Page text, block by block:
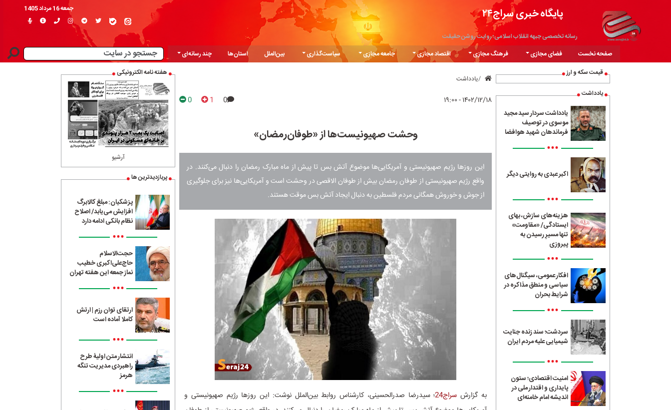
پایگاه خبری سراج۲۴
رسانه تخصصی جبهه انقلاب اسلامی؛ روایت روشن حقیقت
جمعه 16 مرداد 1405
صفحه نخست فضای مجازی فرهنگ مجازی اقتصاد مجازی جامعه مجازی سیاست‌گذاری بین‌الملل استان‌ها
چند رسانه‌ای
قیمت سکه و ارز
یادداشت
یادداشت سردار سید مجید
موسوی در توصیف
فرماندهان شهید هوافضا
•••
اکبر عبدی به روایتی دیگر
•••
هزینه‌های سازش، بهای
ایستادگی/ «مقاومت»
تنها مسیرِ رسیدن به
پیروزی
•••
افکار عمومی، سیگنال‌های
سیاسی و منطق مذاکره در
شرایط بحران
•••
سردشت؛ سند زنده جنایت
شیمیایی علیه مردم ایران
•••
امنیت اقتصادی؛ ستون
پایداری و اقتدار ملی در
اندیشه امام خامنه‌ای
یادداشت
۱۴۰۲/۱۲/۱۸ - ۱۹:۰۰ 0
1
0
وحشت صهیونیست‌ها از «طوفان‌رمضان»
این روز‌ها رژیم صهیونیستی و آمریکایی‌ها موضوع آتش بس تا پیش از ماه مبارک رمضان را دنبال می‌کنند. در
واقع رژیم صهیونیستی از طوفان رمضان بیش از طوفان الاقصی در وحشت است و آمریکایی‌ها نیز برای جلوگیری
از جوش و خوروش همگانی مردم فلسطین به دنبال ایجاد آتش بس موقت هستند.
به گزارش سراج24
؛ سیدرضا صدرالحسینی، کارشناس روابط بین‌الملل نوشت: این روز‌ها رژیم صهیونیستی و
هفته نامه الکترونیکی
آرشیو
پربازدیدترین ها
پزشکیان: مبلغ کالابرگ
افزایش می‌یابد/ اصلاح
نظام بانکی ادامه دارد
•••
حجت‌الاسلام
حاج‌علی‌اکبری خطیب
نماز جمعه این هفته تهران
•••
ارتقای توان رزم | ارتش
کاملا آماده است
•••
انتشار متن اولیۀ طرح
راهبردی مدیریت تنگه
هرمز
•••